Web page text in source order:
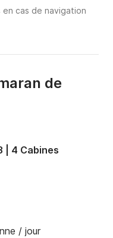
cas de navigation
de
| 4 Cabines
/ jour